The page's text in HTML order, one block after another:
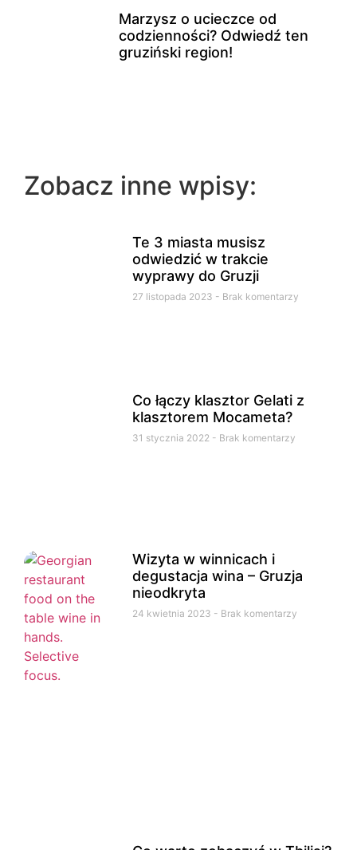
Marzysz o ucieczce od
codzienności? Odwiedź ten
gruziński region!
Zobacz inne wpisy:
Te 3 miasta musisz
odwiedzić w trakcie
wyprawy do Gruzji
27 listopada 2023 Brak komentarzy
Co łączy klasztor Gelati z
klasztorem Mocameta?
31 stycznia 2022 Brak komentarzy
Wizyta w winnicach i
degustacja wina – Gruzja
nieodkryta
24 kwietnia 2023 Brak komentarzy